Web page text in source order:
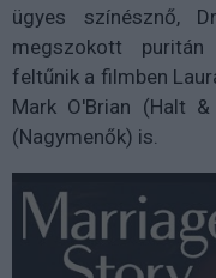
ügyes színésznő,
megszokott
feltűnik a filmben
Mark O'Brian (Halt
(Nagymenők) is.